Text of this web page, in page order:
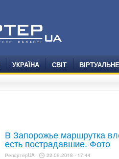
УКРАЇНА СВІТ
В Запорожье маршрутка
есть пострадавшие. Фото
РепортерUA 22.09.2018 - 17:44